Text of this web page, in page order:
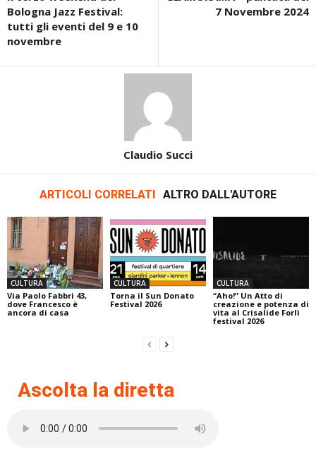
Bologna Jazz Festival:
tutti gli eventi del 9 e 10
novembre
7 Novembre 2024
Claudio Succi
ARTICOLI CORRELATI ALTRO DALL'AUTORE
CULTURA
Via Paolo Fabbri 43,
dove Francesco è
ancora di casa
CULTURA
Torna il Sun Donato
Festival 2026
CULTURA
“Aho!” Un Atto di
creazione e potenza di
vita al Crisalide Forlì
festival 2026
Ascolta la diretta